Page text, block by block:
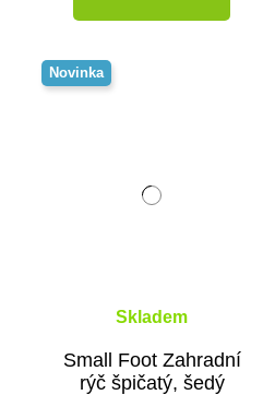
Novinka
Skladem
Small Foot Zahradní
rýč špičatý, šedý